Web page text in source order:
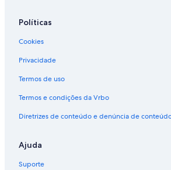
Políticas
Cookies
Privacidade
Termos de uso
Termos e condições da Vrbo
Diretrizes de conteúdo e denúncia de
Ajuda
Suporte